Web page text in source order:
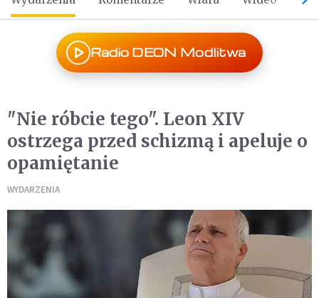
Radio DEON Modlitwa
"Nie róbcie tego". Leon XIV
ostrzega przed schizmą i apeluje o
opamiętanie
WYDARZENIA